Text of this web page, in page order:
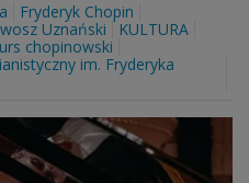
Fryderyk Chopin
Uznański
KULTURA
chopinowski
im. Fryderyka